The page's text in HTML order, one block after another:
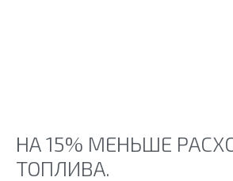
НА 15% МЕНЬШЕ
ТОПЛИВА.